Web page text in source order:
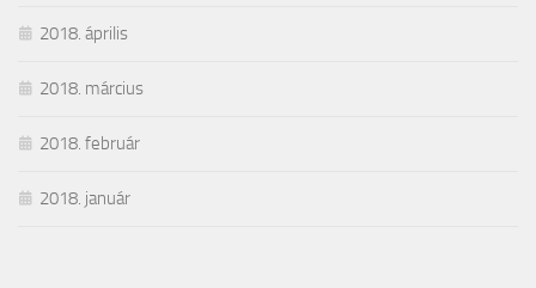
2018. április
2018. március
2018. február
2018. január